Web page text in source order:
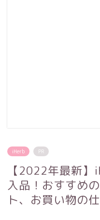
iHerb PR
【2022年最新
入品！おすすめ
ト、お買い物の